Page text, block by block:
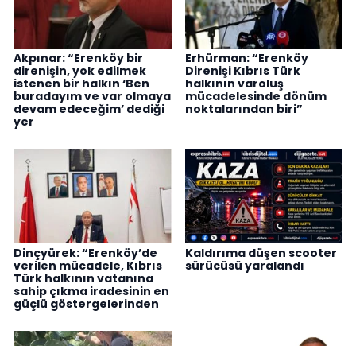
Akpınar: “Erenköy bir
direnişin, yok edilmek
istenen bir halkın ‘Ben
buradayım ve var olmaya
devam edeceğim’ dediği
yer
Erhürman: “Erenköy
Direnişi Kıbrıs Türk
halkının varoluş
mücadelesinde dönüm
noktalarından biri”
Dinçyürek: “Erenköy’de
verilen mücadele, Kıbrıs
Türk halkının vatanına
sahip çıkma iradesinin en
güçlü göstergelerinden
Kaldırıma düşen scooter
sürücüsü yaralandı